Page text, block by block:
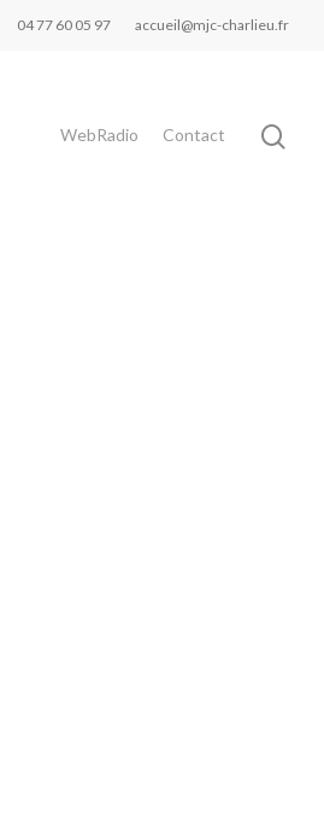
04 77 60 05 97 accueil@mjc-charlieu.fr
WebRadio Contact